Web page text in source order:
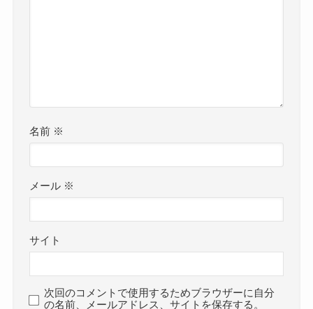
名前 ※
メール ※
サイト
次回のコメントで使用するためブラウザーに自分
の名前、メールアドレス、サイトを保存する。